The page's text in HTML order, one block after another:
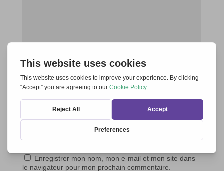
Enregistrer mon nom, mon e-mail et mon site dans
le navigateur pour mon prochain commentaire.